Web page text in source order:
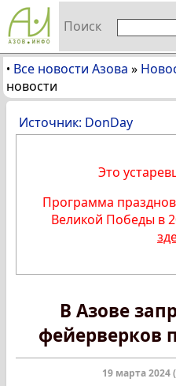
Поиск
• Все новости Азова »
новости
Источник: DonDay
Это
Программа
Великой Победы в
В Азове
фейерверков
19 марта 2024